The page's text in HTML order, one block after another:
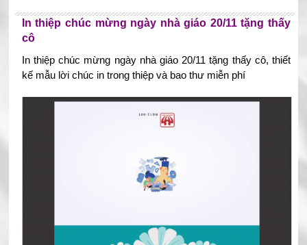
In thiệp chúc mừng ngày nhà giáo 20/11 tặng thấy
cô
In thiệp chúc mừng ngày nhà giáo 20/11 tặng thấy cô, thiết
kế mẫu lời chúc in trong thiệp và bao thư miễn phí